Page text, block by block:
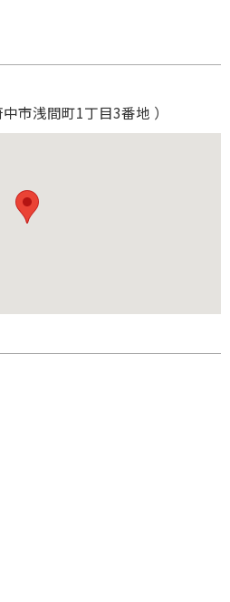
中市浅間町1丁目3番地 ）